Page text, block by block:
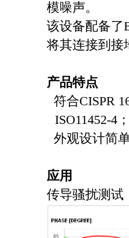
模噪声。
该设备配备了
将其连接到接
产品特点
符合CISPR
ISO11452-4
外观设计简
应用
传导骚扰测试